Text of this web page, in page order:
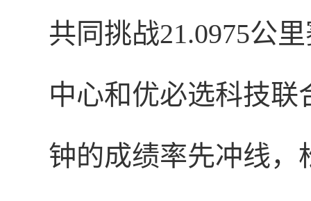
共同挑战21.0975公
中心和优必选科技联
钟的成绩率先冲线，